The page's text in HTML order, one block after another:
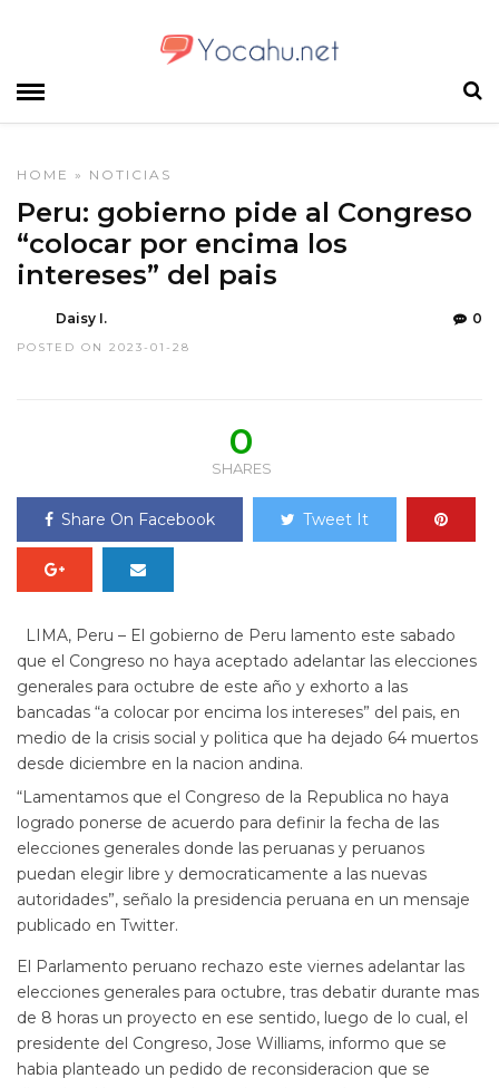
HOME » NOTICIAS
Peru: gobierno pide al Congreso
“colocar por encima los
intereses” del pais
Daisy I.
POSTED ON 2023-01-28
0
0
SHARES
Share On Facebook Tweet It
LIMA, Peru – El gobierno de Peru lamento este sabado
que el Congreso no haya aceptado adelantar las elecciones
generales para octubre de este año y exhorto a las
bancadas “a colocar por encima los intereses” del pais, en
medio de la crisis social y politica que ha dejado 64 muertos
desde diciembre en la nacion andina.
“Lamentamos que el Congreso de la Republica no haya
logrado ponerse de acuerdo para definir la fecha de las
elecciones generales donde las peruanas y peruanos
puedan elegir libre y democraticamente a las nuevas
autoridades”, señalo la presidencia peruana en un mensaje
publicado en Twitter.
El Parlamento peruano rechazo este viernes adelantar las
elecciones generales para octubre, tras debatir durante mas
de 8 horas un proyecto en ese sentido, luego de lo cual, el
presidente del Congreso, Jose Williams, informo que se
habia planteado un pedido de reconsideracion que se